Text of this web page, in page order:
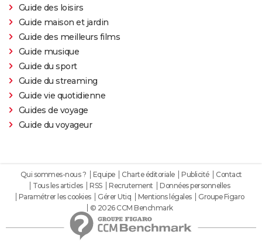
diviser les fans du film culte ?
Kraven le chasseur : le film Marvel s'offre une
sanglante bande-annonce, quelle date de sortie ?
Thunderbolts* : le dernier film Marvel vaut-il le
coup ? Les critiques sont (presque) unanimes
Mad Max Fury Road : synopsis, casting, bande-
annonce, streaming, avis...
John Wick 4 : casting, avis, critiques, suite, séances,
Boseman ?
Furiosa : que vaut le prequel de "Mad Max Fury
Road" ? Notre critique
The Batman : intrigue, casting, avis, streaming,
bande-annonce...
Guide des loisirs
Guide maison et jardin
Guide des meilleurs films
Guide musique
Guide du sport
Guide du streaming
Guide vie quotidienne
Guides de voyage
Guide du voyageur
Qui sommes-nous ? Equipe Charte éditoriale Publicité
Contact
Tous les articles
RSS Recrutement
Données personnelles
Paramétrer les cookies
Gérer Utiq Mentions légales
Groupe Figaro
© 2026 CCM Benchmark